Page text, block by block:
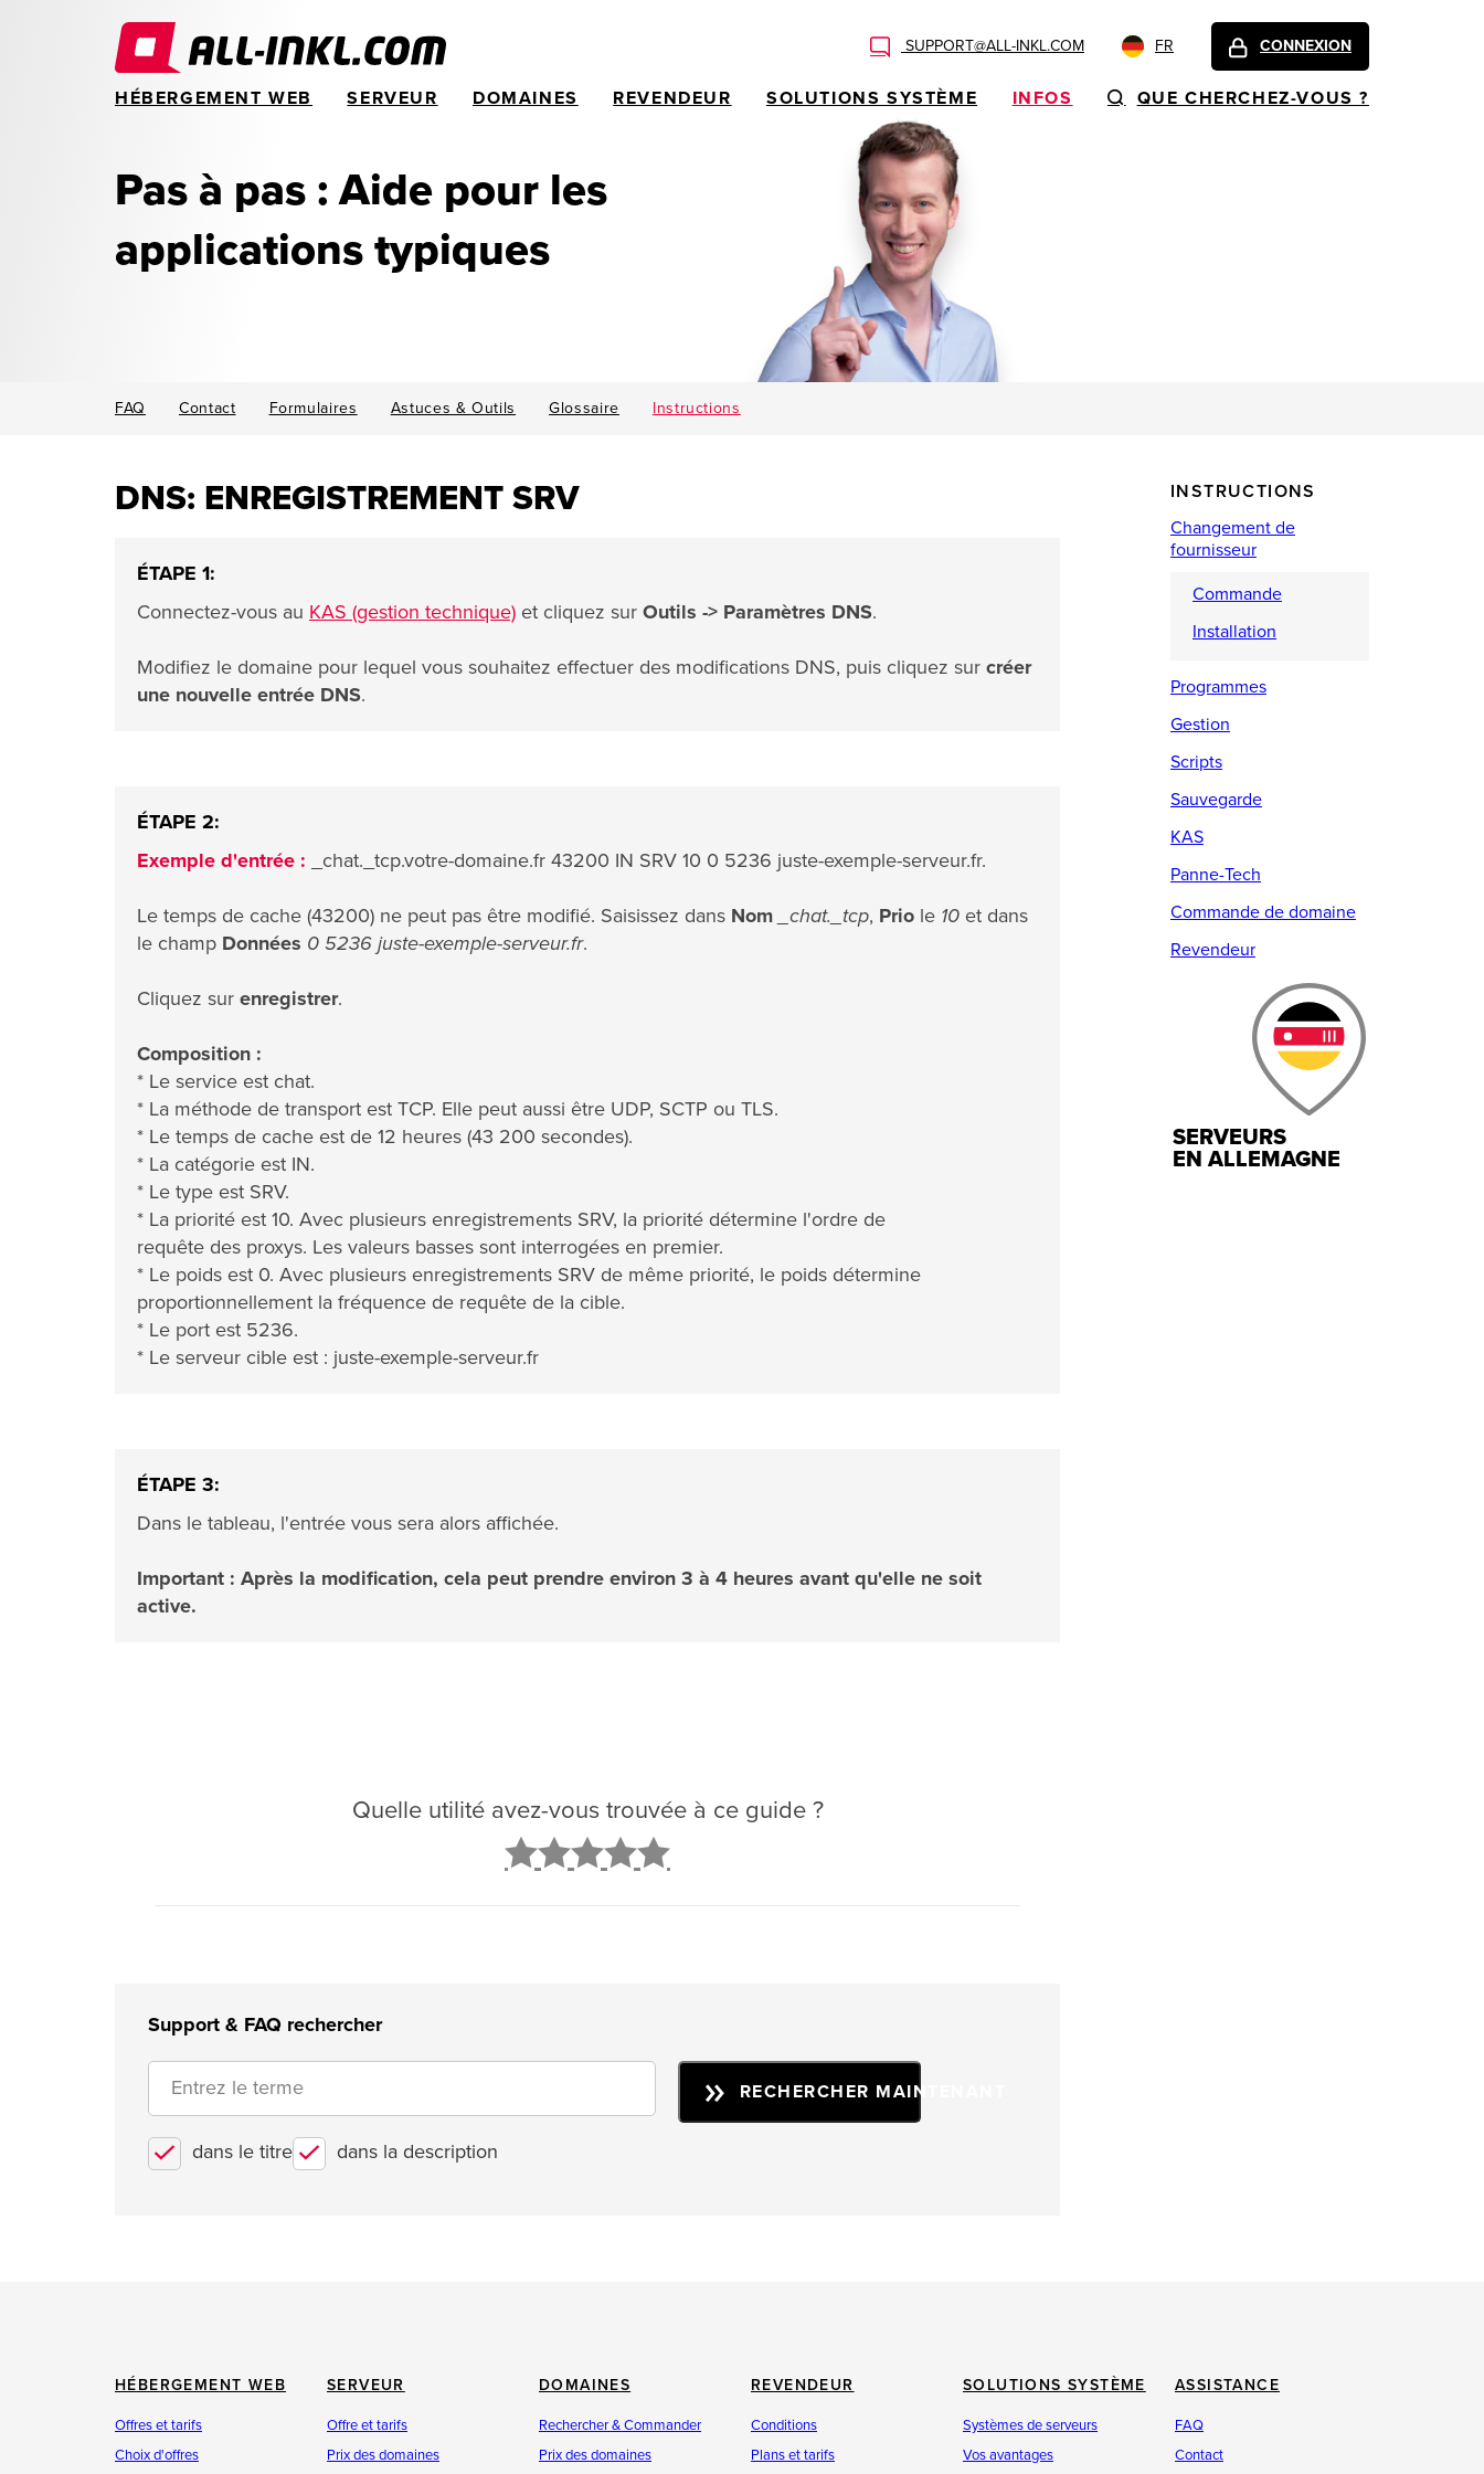
SUPPORT@ALL-INKL.COM FR CONNEXION
HÉBERGEMENT WEB SERVEUR DOMAINES REVENDEUR SOLUTIONS SYSTÈME INFOS QUE CHERCHEZ-VOUS ?
Pas à pas : Aide pour les
applications typiques
FAQ Contact Formulaires Astuces & Outils Glossaire Instructions
DNS: ENREGISTREMENT SRV
ÉTAPE 1:
Connectez-vous au KAS (gestion technique) et cliquez sur Outils -> Paramètres DNS.
Modifiez le domaine pour lequel vous souhaitez effectuer des modifications DNS, puis cliquez sur créer
une nouvelle entrée DNS.
ÉTAPE 2:
Exemple d'entrée : _chat._tcp.votre-domaine.fr 43200 IN SRV 10 0 5236 juste-exemple-serveur.fr.
Le temps de cache (43200) ne peut pas être modifié. Saisissez dans Nom _chat._tcp, Prio le 10 et dans
le champ Données 0 5236 juste-exemple-serveur.fr.
Cliquez sur enregistrer.
Composition :
* Le service est chat.
* La méthode de transport est TCP. Elle peut aussi être UDP, SCTP ou TLS.
* Le temps de cache est de 12 heures (43 200 secondes).
* La catégorie est IN.
* Le type est SRV.
* La priorité est 10. Avec plusieurs enregistrements SRV, la priorité détermine l'ordre de
requête des proxys. Les valeurs basses sont interrogées en premier.
* Le poids est 0. Avec plusieurs enregistrements SRV de même priorité, le poids détermine
proportionnellement la fréquence de requête de la cible.
* Le port est 5236.
* Le serveur cible est : juste-exemple-serveur.fr
ÉTAPE 3:
Dans le tableau, l'entrée vous sera alors affichée.
Important : Après la modification, cela peut prendre environ 3 à 4 heures avant qu'elle ne soit
active.
Quelle utilité avez-vous trouvée à ce guide ?
Support & FAQ rechercher
dans le titre dans la description
RECHERCHER MAINTENANT
INSTRUCTIONS
Changement de
fournisseur
Commande
Installation
Programmes
Gestion
Scripts
Sauvegarde
KAS
Panne-Tech
Commande de domaine
Revendeur
SERVEURS
EN ALLEMAGNE
HÉBERGEMENT WEB
Offres et tarifs
Choix d'offres
SERVEUR
Offre et tarifs
Prix des domaines
DOMAINES
Rechercher & Commander
Prix des domaines
REVENDEUR
Conditions
Plans et tarifs
SOLUTIONS SYSTÈME
Systèmes de serveurs
Vos avantages
ASSISTANCE
FAQ
Contact